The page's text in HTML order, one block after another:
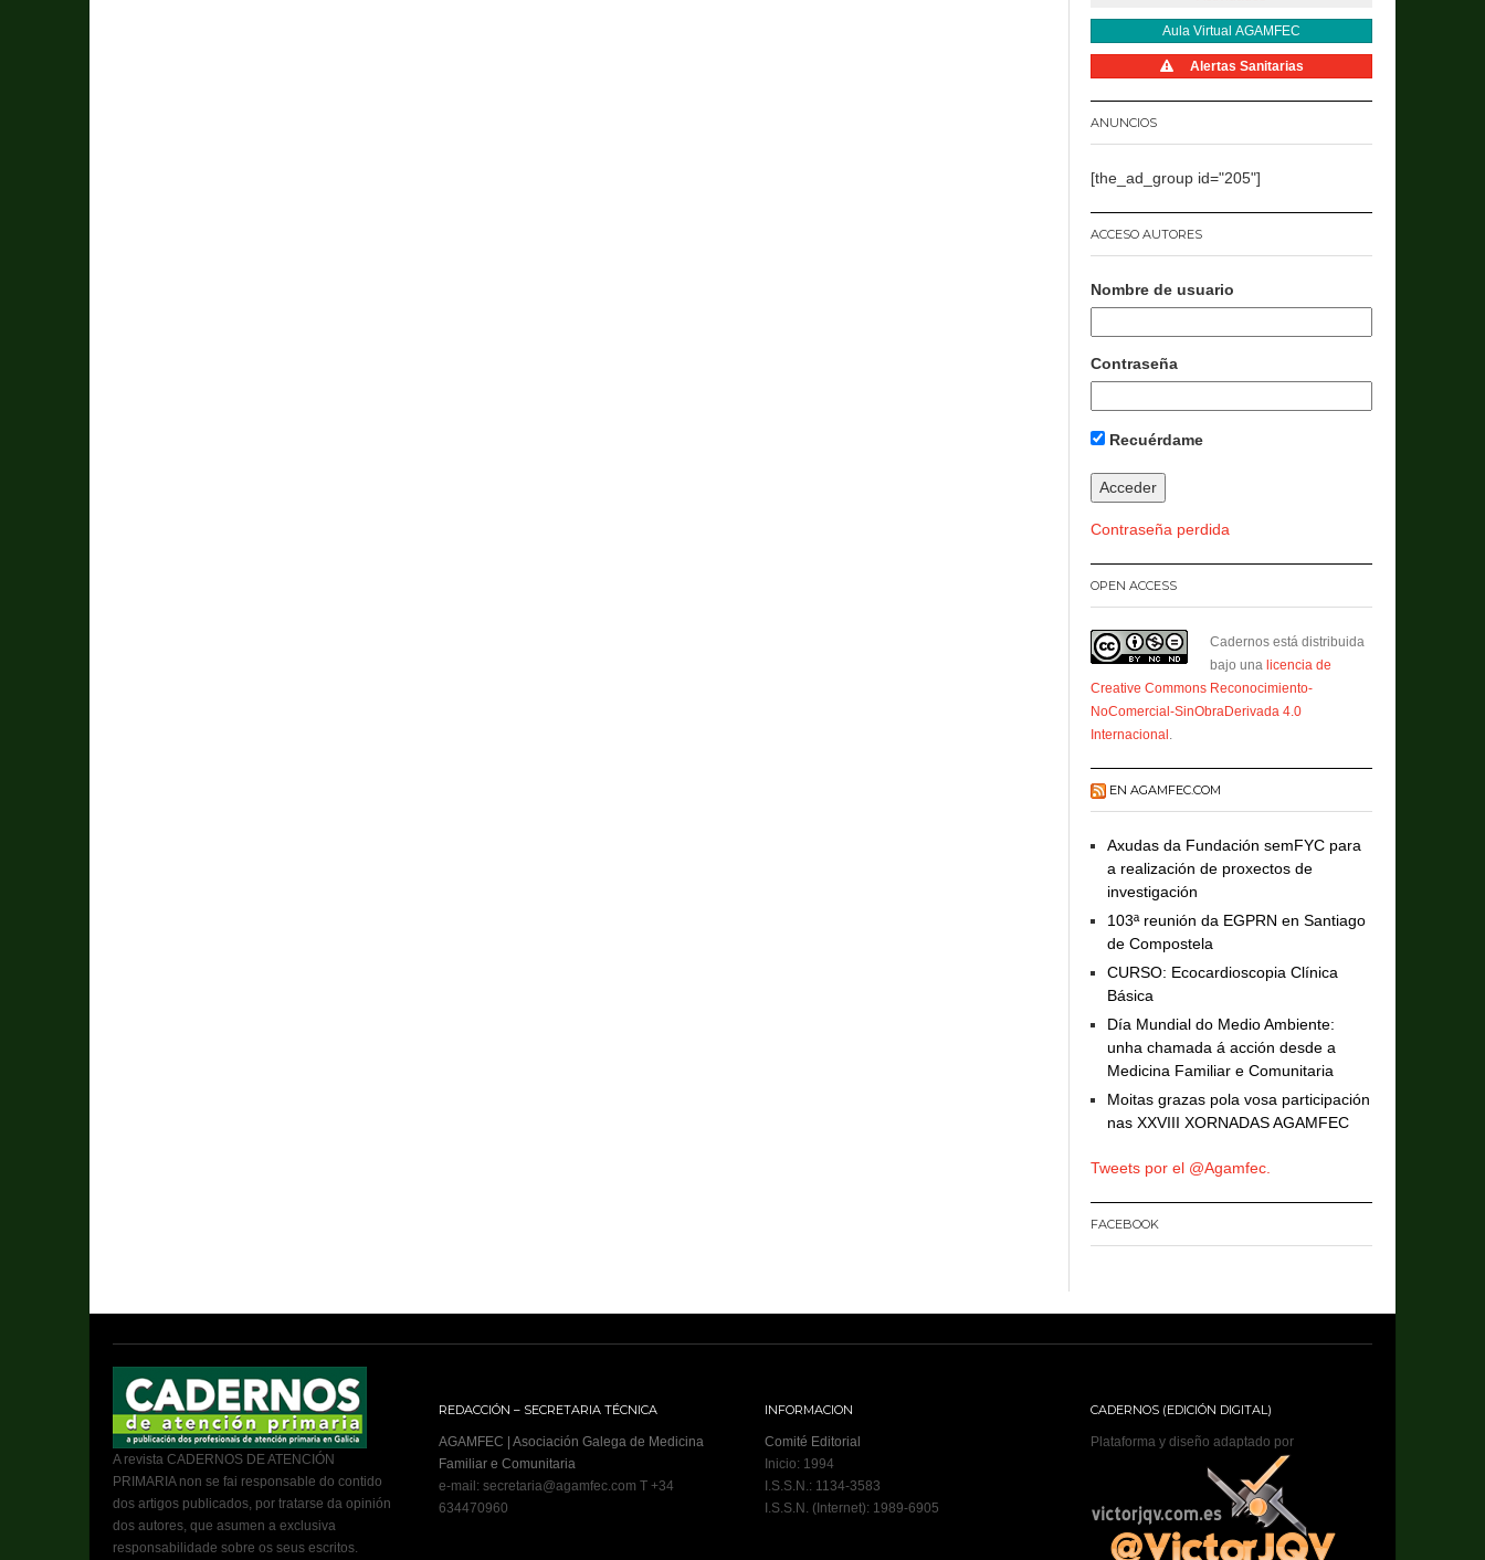
Aula Virtual AGAMFEC
Alertas Sanitarias
ANUNCIOS
[the_ad_group id="205"]
ACCESO AUTORES
Nombre de usuario
Contraseña
Recuérdame
Contraseña perdida
OPEN ACCESS
Cadernos está distribuida
bajo una licencia de
Creative Commons Reconocimiento-
NoComercial-SinObraDerivada 4.0
Internacional .
EN AGAMFEC.COM
Axudas da Fundación semFYC para
a realización de proxectos de
investigación
103ª reunión da EGPRN en Santiago
de Compostela
CURSO: Ecocardioscopia Clínica
Básica
Día Mundial do Medio Ambiente:
unha chamada á acción desde a
Medicina Familiar e Comunitaria
Moitas grazas pola vosa participación
nas XXVIII XORNADAS AGAMFEC
Tweets por el @Agamfec.
FACEBOOK
A revista CADERNOS DE ATENCIÓN
PRIMARIA non se fai responsable do contido
dos artigos publicados, por tratarse da opinión
dos autores, que asumen a exclusiva
responsabilidade sobre os seus escritos.
REDACCIÓN – SECRETARIA TÉCNICA
AGAMFEC | Asociación Galega de Medicina
Familiar e Comunitaria
e-mail: secretaria@agamfec.com T +34
634470960
INFORMACION
Comité Editorial
Inicio: 1994
I.S.S.N.: 1134-3583
I.S.S.N. (Internet): 1989-6905
CADERNOS (EDICIÓN DIGITAL)
Plataforma y diseño adaptado por